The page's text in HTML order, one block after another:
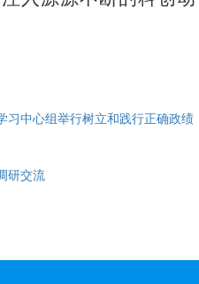
习中心组举行树立和践行正确政绩
研交流